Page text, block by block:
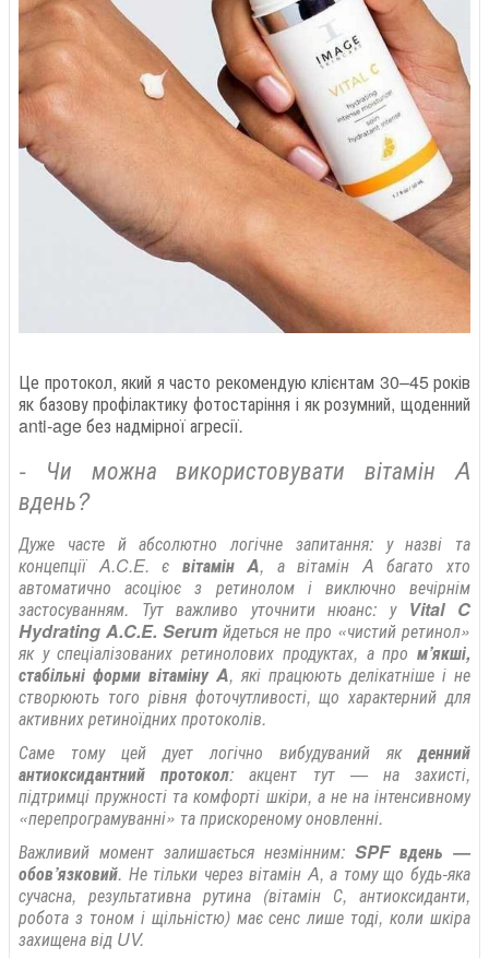
Це протокол, який я часто рекомендую клієнтам 30–45 років
як базову профілактику фотостаріння і як розумний, щоденний
anti-age без надмірної агресії.
- Чи можна використовувати вітамін A
вдень?
Дуже часте й абсолютно логічне запитання: у назві та
концепції A.C.E. є вітамін A, а вітамін A багато хто
автоматично асоціює з ретинолом і виключно вечірнім
застосуванням. Тут важливо уточнити нюанс: у Vital C
Hydrating A.C.E. Serum йдеться не про «чистий ретинол»
як у спеціалізованих ретинолових продуктах, а про м’якші,
стабільні форми вітаміну A, які працюють делікатніше і не
створюють того рівня фоточутливості, що характерний для
активних ретиноїдних протоколів.
Саме тому цей дует логічно вибудуваний якденний
антиоксидантний протокол: акцент тут — на захисті,
підтримці пружності та комфорті шкіри, а не на інтенсивному
«перепрограмуванні» та прискореному оновленні.
Важливий момент залишається незмінним: SPF вдень —
обов’язковий. Не тільки через вітамін A, а тому що будь-яка
сучасна, результативна рутина (вітамін С, антиоксиданти,
робота з тоном і щільністю) має сенс лише тоді, коли шкіра
захищена від UV.